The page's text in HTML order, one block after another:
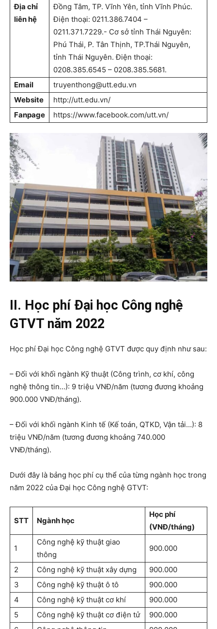
Địa chỉ
liên hệ
Đồng Tâm, TP. Vĩnh Yên, tỉnh Vĩnh Phúc.
Điện thoại: 0211.386.7404 –
0211.371.7229.- Cơ sở tỉnh Thái Nguyên:
Phú Thái, P. Tân Thịnh, TP.Thái Nguyên,
tỉnh Thái Nguyên. Điện thoại:
0208.385.6545 – 0208.385.5681.
Email
truyenthong@utt.edu.vn
Website
http://utt.edu.vn/
Fanpage
https://www.facebook.com/utt.vn/
II. Học phí Đại học Công nghệ
GTVT năm 2022
Học phí Đại học Công nghệ GTVT được quy định như sau:
– Đối với khối ngành Kỹ thuật (Công trình, cơ khí, công
nghệ thông tin…): 9 triệu VNĐ/năm (tương đương khoảng
900.000 VNĐ/tháng).
– Đối với khối ngành Kinh tế (Kế toán, QTKD, Vận tải…): 8
triệu VNĐ/năm (tương đương khoảng 740.000
VNĐ/tháng).
Dưới đây là bảng học phí cụ thể của từng ngành học trong
năm 2022 của Đại học Công nghệ GTVT:
STT Ngành học
Học phí
(VNĐ/tháng)
1
Công nghệ kỹ thuật giao
thông
900.000
2 Công nghệ kỹ thuật xây dựng
900.000
3
Công nghệ kỹ thuật ô tô
900.000
4
Công nghệ kỹ thuật cơ khí
900.000
5
Công nghệ kỹ thuật cơ điện tử
900.000